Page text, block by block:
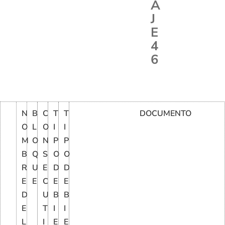
A
J
E
4
6
N
O
M
B
R
E
D
E
L
B
L
O
Q
U
E
C
O
N
S
E
C
U
T
I
T
I
P
O
D
E
B
I
E
T
I
P
O
D
E
B
I
E
DOCUMENTO